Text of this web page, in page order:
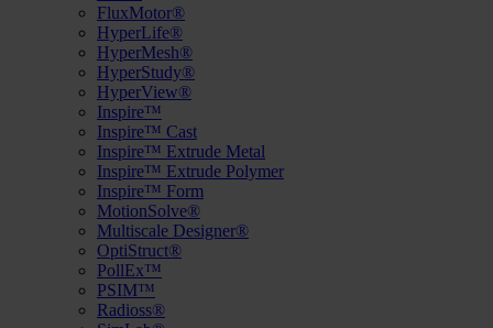
FluxMotor®
HyperLife®
HyperMesh®
HyperStudy®
HyperView®
Inspire™
Inspire™ Cast
Inspire™ Extrude Metal
Inspire™ Extrude Polymer
Inspire™ Form
MotionSolve®
Multiscale Designer®
OptiStruct®
PollEx™
PSIM™
Radioss®